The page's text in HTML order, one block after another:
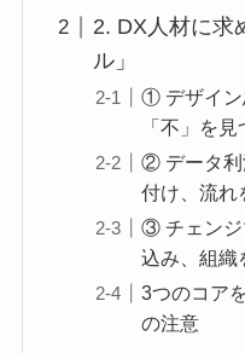
2. DX人材に求
ル」
① デザイン
「不」を
② データ利
付け、流れ
③ チェンジ
込み、組織
3つのコア
の注意